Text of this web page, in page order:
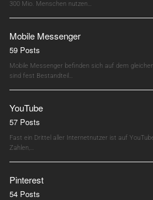
300 Mio. Menschen nutzen…
Mobile Messenger
59 Posts
Mobile Messenger befinden sich auf dem
sind fest Bestandteil…
YouTube
57 Posts
Fast ein Drittel aller Internetnutzer ist auf
Zahlen,…
Pinterest
54 Posts